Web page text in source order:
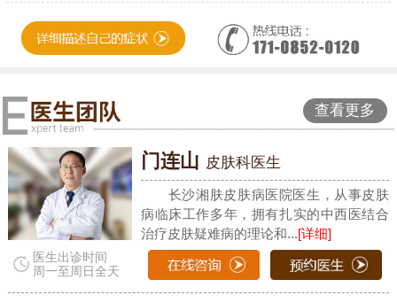
查看更多
医生出诊时间
周一至周日全天
门连山 皮肤科医生
长沙湘肤皮肤病医院医生，从事皮肤
病临床工作多年，拥有扎实的中西医结合
治疗皮肤疑难病的理论和...[详细]